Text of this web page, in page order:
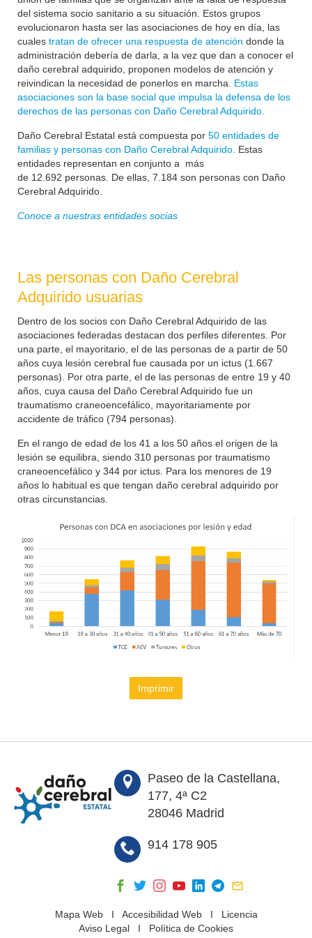
del sistema socio sanitario a su situación. Estos grupos
evolucionaron hasta ser las asociaciones de hoy en día, las
cuales tratan de ofrecer una respuesta de atención donde la
administración debería de darla, a la vez que dan a conocer el
daño cerebral adquirido, proponen modelos de atención y
reivindican la necesidad de ponerlos en marcha. Estas
asociaciones son la base social que impulsa la defensa de los
derechos de las personas con Daño Cerebral Adquirido.
Daño Cerebral Estatal está compuesta por 50 entidades de
familias y personas con Daño Cerebral Adquirido. Estas
entidades representan en conjunto a más
de 12.692 personas. De ellas, 7.184 son personas con Daño
Cerebral Adquirido.
Conoce a nuestras entidades socias
Las personas con Daño Cerebral
Adquirido usuarias
Dentro de los socios con Daño Cerebral Adquirido de las
asociaciones federadas destacan dos perfiles diferentes. Por
una parte, el mayoritario, el de las personas de a partir de 50
años cuya lesión cerebral fue causada por un ictus (1.667
personas). Por otra parte, el de las personas de entre 19 y 40
años, cuya causa del Daño Cerebral Adquirido fue un
traumatismo craneoencefálico, mayoritariamente por
accidente de tráfico (794 personas).
En el rango de edad de los 41 a los 50 años el origen de la
lesión se equilibra, siendo 310 personas por traumatismo
craneoencefálico y 344 por ictus. Para los menores de 19
años lo habitual es que tengan daño cerebral adquirido por
otras circunstancias.
Imprimir
Paseo de la Castellana,
177, 4ª C2
28046 Madrid
914 178 905
Mapa WebI Accesibilidad WebI Licencia
Aviso Legal I Política de Cookies